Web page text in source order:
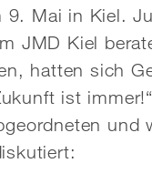
9. Mai in Kiel.
JMD Kiel
hatten sich
ist
und